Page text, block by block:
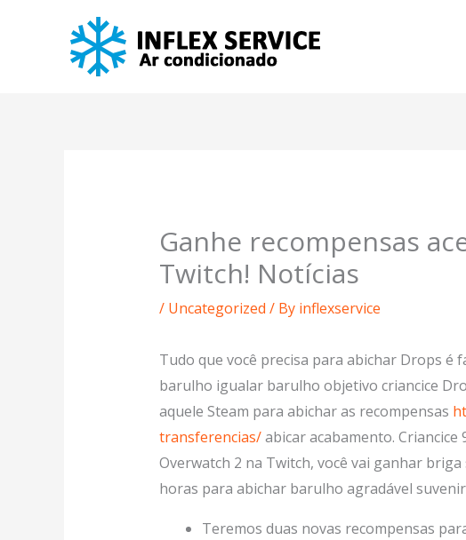
Ganhe recompensas
Twitch! Notícias
/ Uncategorized / By inflexservice
Tudo que você precisa para abichar Drops
barulho igualar barulho objetivo criancice
aquele Steam para abichar as recompensas
transferencias/abicar acabamento.
Overwatch 2 na Twitch, você vai ganhar
horas para abichar barulho agradável
Teremos duas novas recompensas